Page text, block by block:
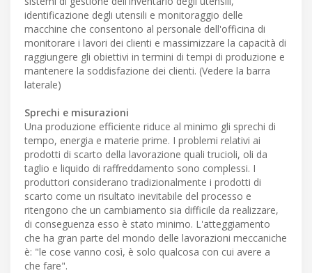
identificazione degli utensili e monitoraggio delle
macchine che consentono al personale dell'officina di
monitorare i lavori dei clienti e massimizzare la capacità di
raggiungere gli obiettivi in termini di tempi di produzione e
mantenere la soddisfazione dei clienti. (Vedere la barra
laterale)
Sprechi e misurazioni
Una produzione efficiente riduce al minimo gli sprechi di
tempo, energia e materie prime. I problemi relativi ai
prodotti di scarto della lavorazione quali trucioli, oli da
taglio e liquido di raffreddamento sono complessi. I
produttori considerano tradizionalmente i prodotti di
scarto come un risultato inevitabile del processo e
ritengono che un cambiamento sia difficile da realizzare,
di conseguenza esso è stato minimo. L'atteggiamento
che ha gran parte del mondo delle lavorazioni meccaniche
è: "le cose vanno così, è solo qualcosa con cui avere a
che fare".